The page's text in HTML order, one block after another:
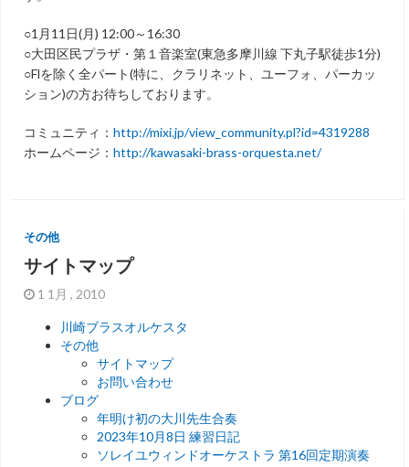
○1月11日(月) 12:00～16:30
○大田区民プラザ・第１音楽室(東急多摩川線 下丸子駅徒歩1分)
○Flを除く全パート(特に、クラリネット、ユーフォ、パーカッ
ション)の方お待ちしております。
コミュニティ： http://mixi.jp/view_community.pl?id=4319288
ホームページ： http://kawasaki-brass-orquesta.net/
その他
サイトマップ
1 1月 , 2010
川崎ブラスオルケスタ
その他
サイトマップ
お問い合わせ
ブログ
年明け初の大川先生合奏
2023年10月8日 練習日記
ソレイユウィンドオーケストラ 第16回定期演奏